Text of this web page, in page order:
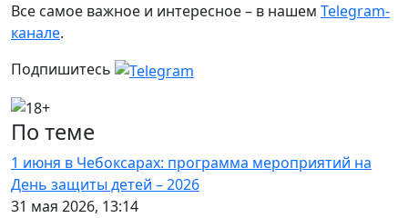
Все самое важное и интересное – в нашем Telegram-
канале.
Подпишитесь
По теме
1 июня в Чебоксарах: программа мероприятий на
День защиты детей – 2026
31 мая 2026, 13:14